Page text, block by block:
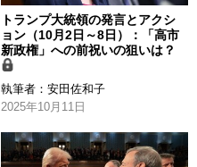
トランプ大統領の発言とアクシ
ョン（10月2日～8日）：「高市
新政権」への前祝いの狙いは？
執筆者：安田佐和子
2025年10月11日